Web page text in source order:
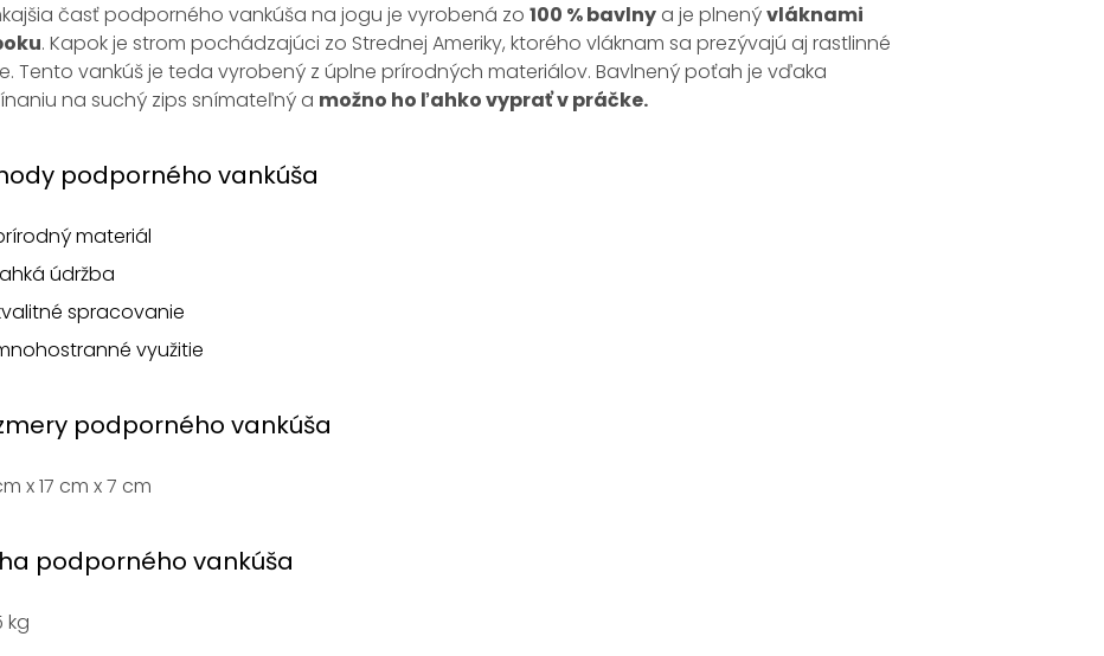
časť podporného vankúša na jogu je vyrobená zo 100 % bavlny a je plnenývláknami
. Kapok je strom pochádzajúci zo Strednej Ameriky, ktorého vláknam sa prezývajú aj rastlinné
Tento vankúš je teda vyrobený z úplne prírodných materiálov. Bavlnený poťah je vďaka
na suchý zips snímateľný a možno ho ľahko vyprať v práčke.
podporného vankúša
materiál
údržba
spracovanie
využitie
podporného vankúša
x 17 cm x 7 cm
podporného vankúša
kg